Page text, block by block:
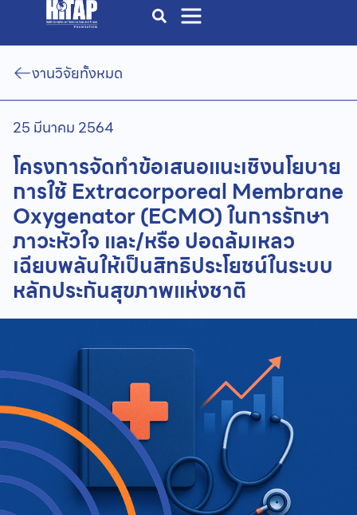
งานวิจัยทั้งหมด
25 มีนาคม 2564
โครงการจัดทำข้อเสนอแนะเชิงนโยบาย
การใช้ Extracorporeal Membrane
Oxygenator (ECMO) ในการรักษา
ภาวะหัวใจ และ/หรือ ปอดล้มเหลว
เฉียบพลันให้เป็นสิทธิประโยชน์ในระบบ
หลักประกันสุขภาพแห่งชาติ